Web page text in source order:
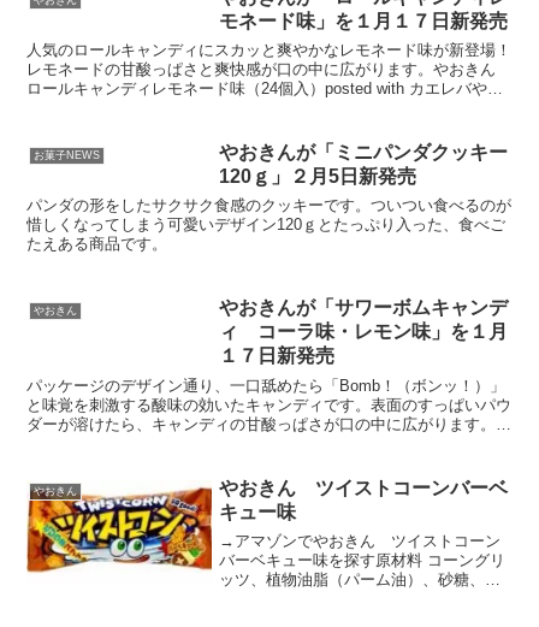
モネード味」を１月１７日新発売
人気のロールキャンディにスカッと爽やかなレモネード味が新登場！
レモネードの甘酸っぱさと爽快感が口の中に広がります。やおきん
ロールキャンディレモネード味（24個入）posted with カエレバやお
お菓子NEWS
やおきんが「ミニパンダクッキー
120ｇ」２月5日新発売
パンダの形をしたサクサク食感のクッキーです。ついつい食べるのが
惜しくなってしまう可愛いデザイン120ｇとたっぷり入った、食べご
たえある商品です。
やおきん
やおきんが「サワーボムキャンデ
ィ コーラ味・レモン味」を１月
１７日新発売
パッケージのデザイン通り、一口舐めたら「Bomb！（ボンッ！）」
と味覚を刺激する酸味の効いたキャンディです。表面のすっぱいパウ
ダーが溶けたら、キャンディの甘酸っぱさが口の中に広がります。最
やおきん
やおきん ツイストコーンバーベ
キュー味
→アマゾンでやおきん ツイストコーン
バーベキュー味を探す原材料 コーングリ
ッツ、植物油脂（パーム油）、砂糖、食